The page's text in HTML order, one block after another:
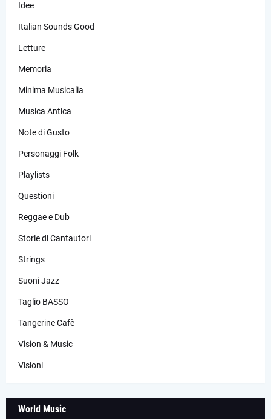
Idee
Italian Sounds Good
Letture
Memoria
Minima Musicalia
Musica Antica
Note di Gusto
Personaggi Folk
Playlists
Questioni
Reggae e Dub
Storie di Cantautori
Strings
Suoni Jazz
Taglio BASSO
Tangerine Cafè
Vision & Music
Visioni
World Music